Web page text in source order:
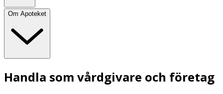
Om Apoteket
Handla som vårdgivare och företag